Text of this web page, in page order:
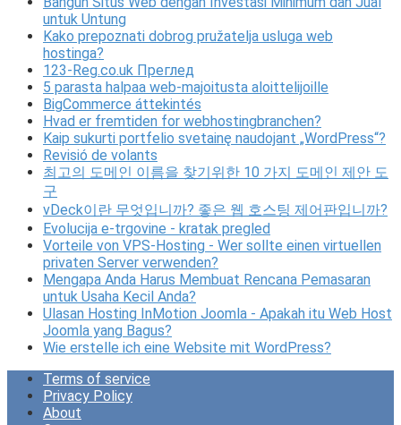
untuk Untung
Kako prepoznati dobrog pružatelja usluga web
hostinga?
123-Reg.co.uk Преглед
5 parasta halpaa web-majoitusta aloittelijoille
BigCommerce áttekintés
Hvad er fremtiden for webhostingbranchen?
Kaip sukurti portfelio svetainę naudojant „WordPress“?
Revisió de volants
최고의 도메인 이름을 찾기위한 10 가지 도메인 제안 도
구
vDeck이란 무엇입니까? 좋은 웹 호스팅 제어판입니까?
Evolucija e-trgovine - kratak pregled
Vorteile von VPS-Hosting - Wer sollte einen virtuellen
privaten Server verwenden?
Mengapa Anda Harus Membuat Rencana Pemasaran
untuk Usaha Kecil Anda?
Ulasan Hosting InMotion Joomla - Apakah itu Web Host
Joomla yang Bagus?
Wie erstelle ich eine Website mit WordPress?
Terms of service
Privacy Policy
About